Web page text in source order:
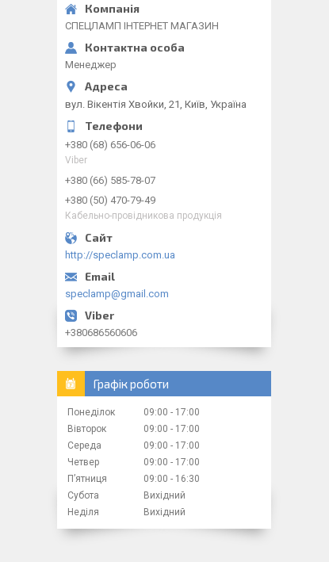
СПЕЦЛАМП ІНТЕРНЕТ МАГАЗИН
Менеджер
вул. Вікентія Хвойки, 21, Київ, Україна
+380 (68) 656-06-06
Viber
+380 (66) 585-78-07
+380 (50) 470-79-49
Кабельно-провідникова продукція
http://speclamp.com.ua
speclamp@gmail.com
+380686560606
Графік роботи
Понеділок 09:00
17:00
Вівторок
09:00
17:00
Середа
09:00
17:00
Четвер
09:00
17:00
Пʼятниця
09:00
16:30
Субота
Вихідний
Неділя
Вихідний